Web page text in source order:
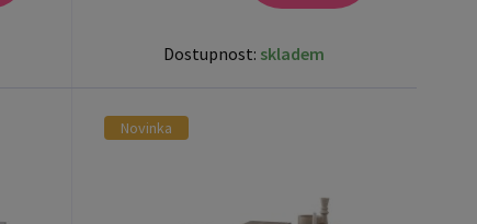
Dostupnost: skladem
Novinka